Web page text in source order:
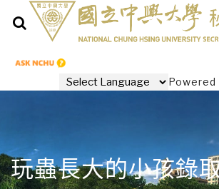
Powered
玩蟲長大的小孩錄